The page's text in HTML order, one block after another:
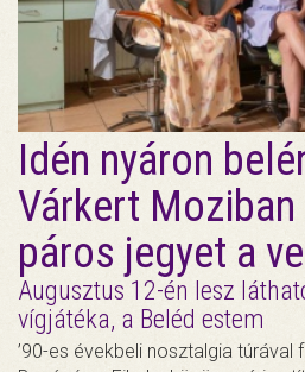
Idén nyáron
Várkert
páros jegyet a
Augusztus 12-én lesz
vígjátéka, a Beléd estem
’90-es évekbeli nosztalgia